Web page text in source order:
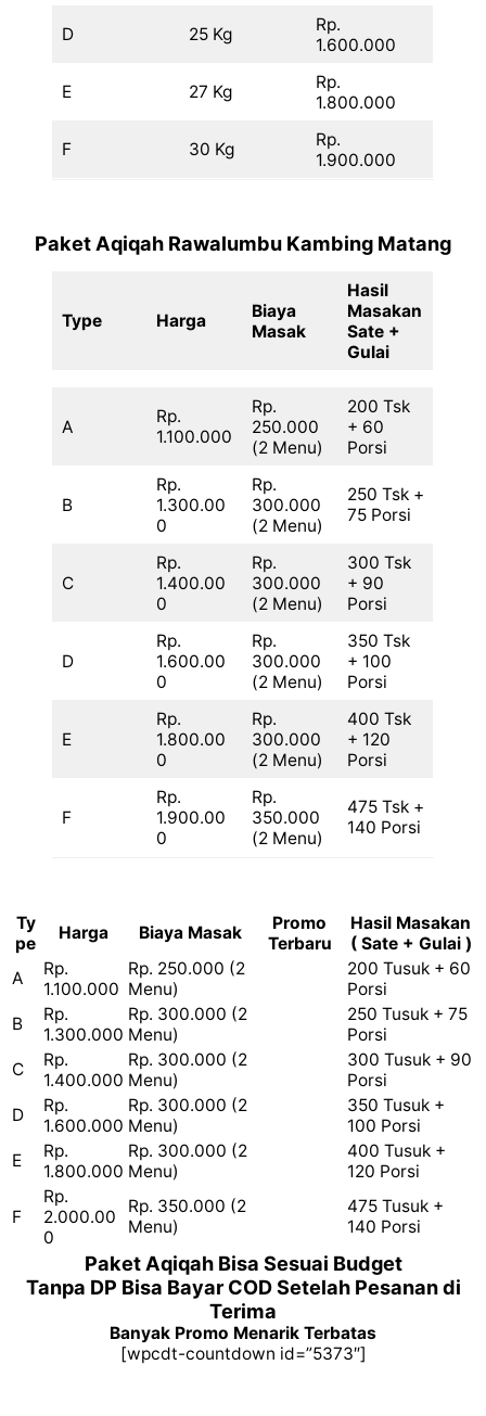
D 25 Kg
Rp.
1.600.000
E 27 Kg
Rp.
1.800.000
F 30 Kg
Rp.
1.900.000
Paket Aqiqah Rawalumbu Kambing Matang
Type Harga
Biaya
Masak
Hasil
Masakan
Sate +
Gulai
A
Rp.
1.100.000
Rp.
250.000
(2 Menu)
200 Tsk
+ 60
Porsi
B
Rp.
1.300.00
0
Rp.
300.000
(2 Menu)
250 Tsk +
75 Porsi
C
Rp.
1.400.00
0
Rp.
300.000
(2 Menu)
300 Tsk
+ 90
Porsi
D
Rp.
1.600.00
0
Rp.
300.000
(2 Menu)
350 Tsk
+ 100
Porsi
E
Rp.
1.800.00
0
Rp.
300.000
(2 Menu)
400 Tsk
+ 120
Porsi
F
Rp.
1.900.00
0
Rp.
350.000
(2 Menu)
475 Tsk +
140 Porsi
Ty
pe
Harga Biaya Masak
Promo
Terbaru
Hasil Masakan
( Sate + Gulai )
A
Rp.
1.100.000
Rp. 250.000 (2
Menu)
200 Tusuk + 60
Porsi
B
Rp.
1.300.000
Rp. 300.000 (2
Menu)
250 Tusuk + 75
Porsi
C
Rp.
1.400.000
Rp. 300.000 (2
Menu)
300 Tusuk + 90
Porsi
D
Rp.
1.600.000
Rp. 300.000 (2
Menu)
350 Tusuk +
100 Porsi
E
Rp.
1.800.000
Rp. 300.000 (2
Menu)
400 Tusuk +
120 Porsi
F
Rp.
2.000.00
0
Rp. 350.000 (2
Menu)
475 Tusuk +
140 Porsi
Paket Aqiqah Bisa Sesuai Budget
Tanpa DP Bisa Bayar COD Setelah Pesanan di
Terima
Banyak Promo Menarik Terbatas
[wpcdt-countdown id=”5373″]